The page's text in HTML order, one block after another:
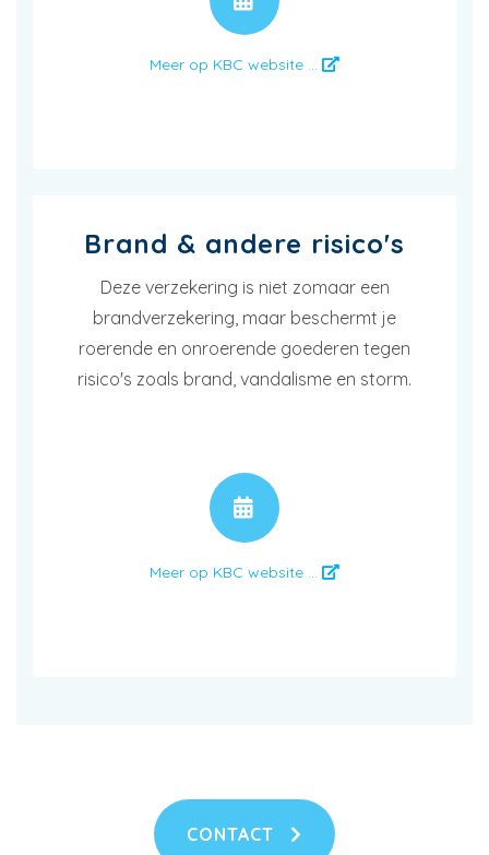
Meer op KBC website ...
Brand & andere risico's
Deze verzekering is niet zomaar een
brandverzekering, maar beschermt je
roerende en onroerende goederen tegen
risico's zoals brand, vandalisme en storm.
Meer op KBC website ...
CONTACT